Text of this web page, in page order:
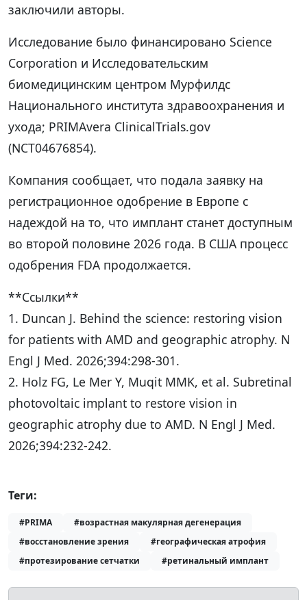
заключили авторы.
Исследование было финансировано Science
Corporation и Исследовательским
биомедицинским центром Мурфилдс
Национального института здравоохранения и
ухода; PRIMAvera ClinicalTrials.gov
(NCT04676854).
Компания сообщает, что подала заявку на
регистрационное одобрение в Европе с
надеждой на то, что имплант станет доступным
во второй половине 2026 года. В США процесс
одобрения FDA продолжается.
**Ссылки**
1. Duncan J. Behind the science: restoring vision
for patients with AMD and geographic atrophy. N
Engl J Med. 2026;394:298-301.
2. Holz FG, Le Mer Y, Muqit MMK, et al. Subretinal
photovoltaic implant to restore vision in
geographic atrophy due to AMD. N Engl J Med.
2026;394:232-242.
Теги:
#PRIMA
#возрастная макулярная дегенерация
#восстановление зрения
#географическая атрофия
#протезирование сетчатки
#ретинальный имплант